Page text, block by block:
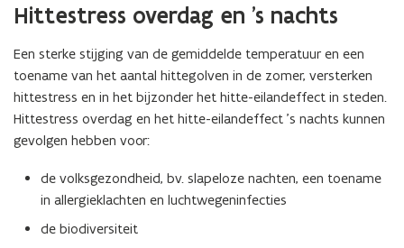
Hittestress overdag en 's nachts
Een sterke stijging van de gemiddelde temperatuur en een
toename van het aantal hittegolven in de zomer, versterken
hittestress en in het bijzonder het hitte-eilandeffect in steden.
Hittestress overdag en het hitte-eilandeffect ’s nachts kunnen
gevolgen hebben voor:
de volksgezondheid, bv. slapeloze nachten, een toename
in allergieklachten en luchtwegeninfecties
de biodiversiteit